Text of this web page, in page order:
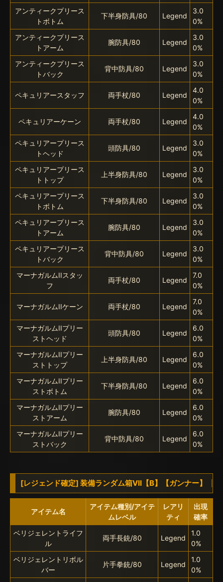
アンティークプリース
トボトム
下半身防具/80 Legend
3.0
0%
アンティークプリース
トアーム
腕防具/80 Legend
3.0
0%
アンティークプリース
トバック
背中防具/80 Legend
3.0
0%
ペキュリアースタッフ 両手杖/80 Legend
4.0
0%
ペキュリアーケーン 両手杖/80 Legend
4.0
0%
ペキュリアープリース
トヘッド
頭防具/80 Legend
3.0
0%
ペキュリアープリース
トトップ
上半身防具/80 Legend
3.0
0%
ペキュリアープリース
トボトム
下半身防具/80 Legend
3.0
0%
ペキュリアープリース
トアーム
腕防具/80 Legend
3.0
0%
ペキュリアープリース
トバック
背中防具/80 Legend
3.0
0%
マーナガルムIIスタッ
フ
両手杖/80 Legend
7.0
0%
マーナガルムIIケーン 両手杖/80 Legend
7.0
0%
マーナガルムIIプリー
ストヘッド
頭防具/80 Legend
6.0
0%
マーナガルムIIプリー
ストトップ
上半身防具/80 Legend
6.0
0%
マーナガルムIIプリー
ストボトム
下半身防具/80 Legend
6.0
0%
マーナガルムIIプリー
ストアーム
腕防具/80 Legend
6.0
0%
マーナガルムIIプリー
ストバック
背中防具/80 Legend
6.0
0%
[レジェンド確定] 装備ランダム箱VII【B】【ガンナー】
アイテム名
アイテム種別/アイテ
ムレベル
レアリ
ティ
出現
確率
ベリジェレントライフ
ル
両手長銃/80 Legend
1.0
0%
ベリジェレントリボル
バー
片手拳銃/80 Legend
1.0
0%